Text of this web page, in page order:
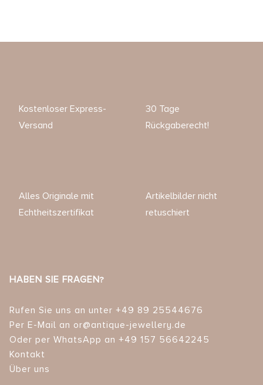
Kostenloser Express-
Versand
30 Tage
Rückgaberecht!
Alles Originale mit
Echtheitszertifikat
Artikelbilder nicht
retuschiert
HABEN SIE FRAGEN?
Rufen Sie uns an unter +49 89 25544676
Per E-Mail an or@antique-jewellery.de
Oder per WhatsApp an +49 157 56642245
Kontakt
Über uns